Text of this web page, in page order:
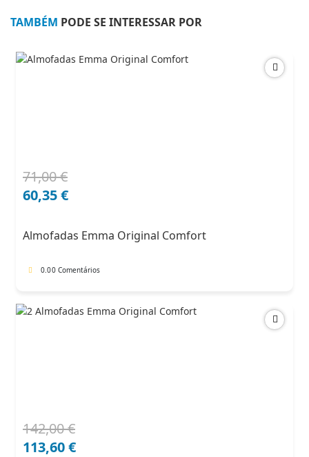
TAMBÉM PODE SE INTERESSAR POR
71,00€
O
preço
71,00 €.
60,35€
O
preço
60,35 €.
Almofadas Emma Original Comfort
0.00 Comentários
142,00€
O
preço
113,60€
O
preço